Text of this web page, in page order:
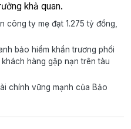
khả quan.
công ty mẹ đạt 1.275 tỷ đồng,
bảo hiểm khẩn trương phối
hàng gặp nạn trên tàu
chính vững mạnh của Bảo